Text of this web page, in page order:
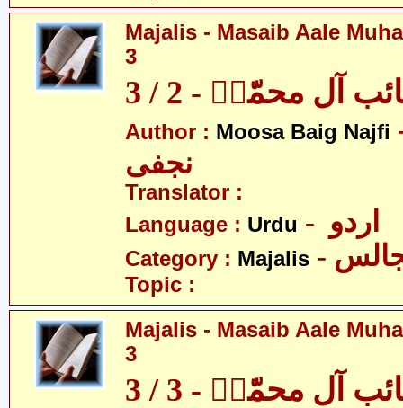
Majalis - Masaib Aale
3
آل محمّدؑ - 2 / 3
Author : Moosa Baig Najfi
نجفی
Translator :
Language : Urdu
Category : Majalis
Topic :
Majalis - Masaib Aale
3
آل محمّدؑ - 3 / 3